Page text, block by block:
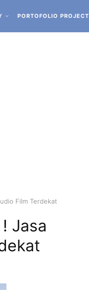
PORTOFOLIO PROJECT
Film Terdekat
Jasa